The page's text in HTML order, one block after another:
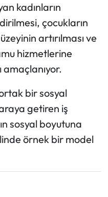
kadınların
çocukların
artırılması ve
hizmetlerine
amaçlanıyor.
bir sosyal
getiren iş
sosyal boyutuna
örnek bir model